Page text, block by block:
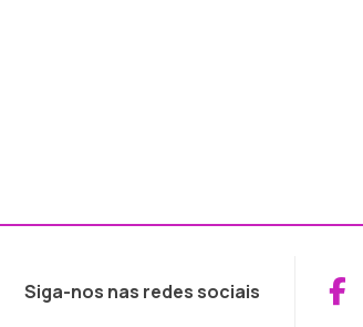
Siga-nos nas redes sociais